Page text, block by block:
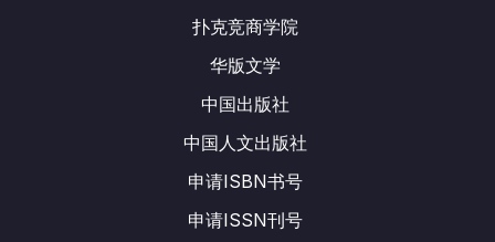
扑克竞商学院
华版文学
中国出版社
中国人文出版社
申请ISBN书号
申请ISSN刊号